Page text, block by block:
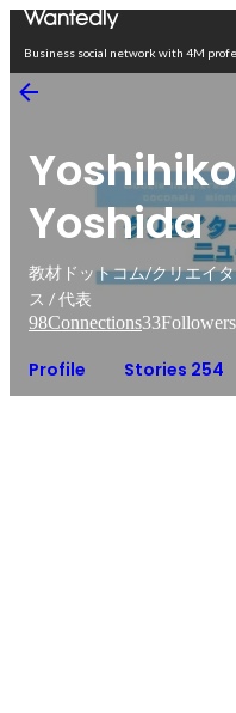
Business social network with 4M
Yoshihiko
Yoshida
教材ドットコム/クリエイ
ス / 代表
98Connections33Followers
Profile Stories 254